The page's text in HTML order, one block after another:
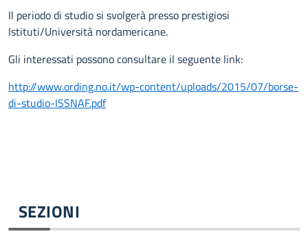
SEZIONI
Il periodo di studio si svolgerà presso prestigiosi
Istituti/Università nordamericane.
Gli interessati possono consultare il seguente link:
http://www.ording.no.it/wp-content/uploads/2015/07/borse-
di-studio-ISSNAF.pdf